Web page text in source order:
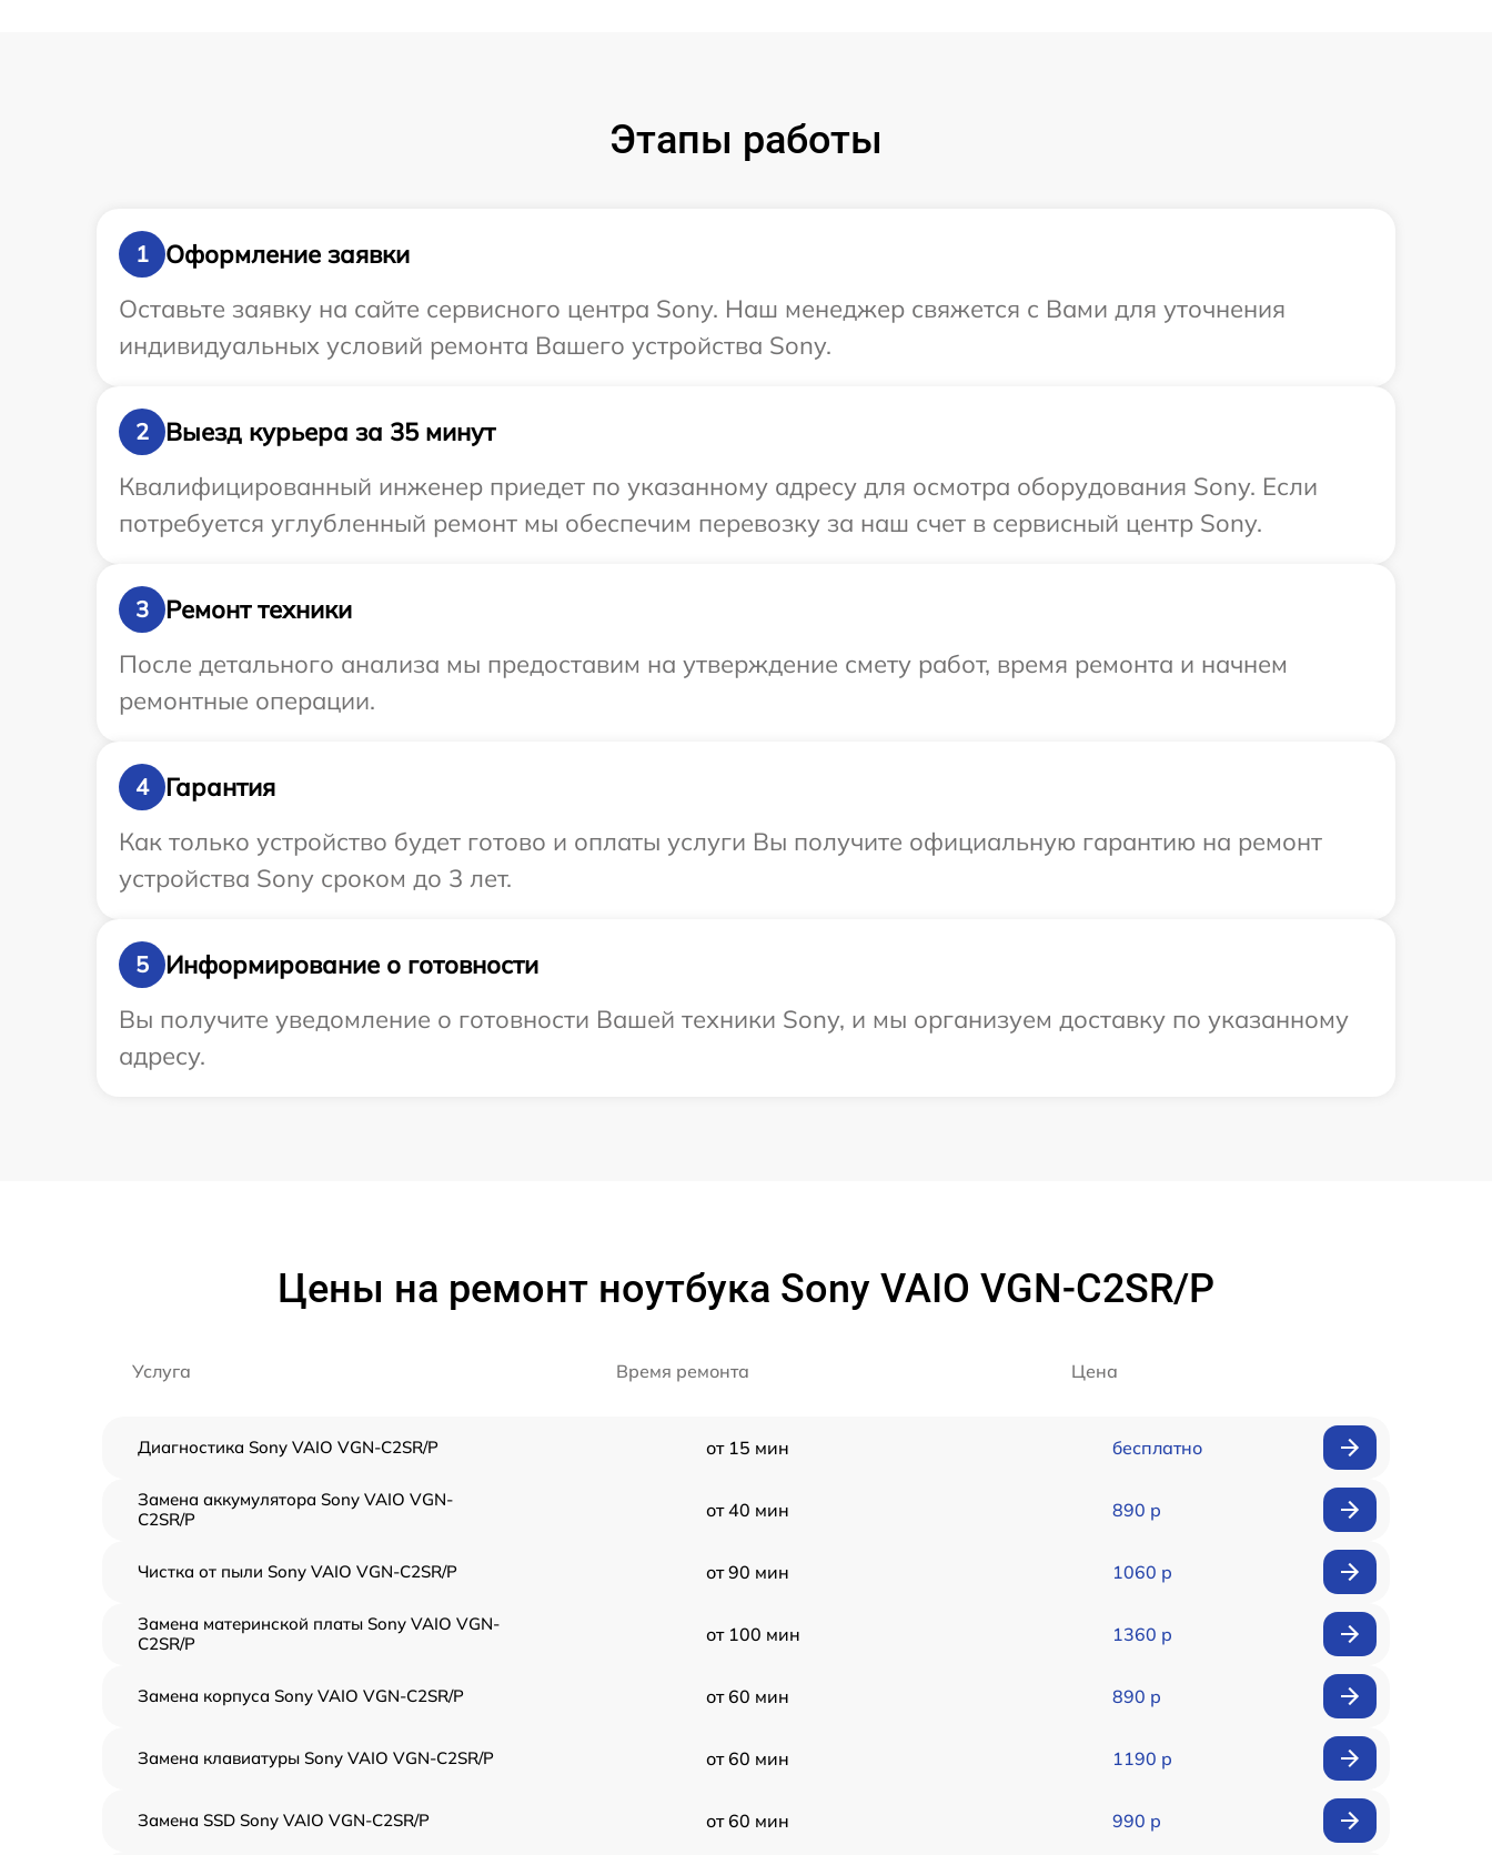
Этапы работы
1
Оформление заявки
Оставьте заявку на сайте сервисного центра Sony. Наш менеджер свяжется с Вами для уточнения
индивидуальных условий ремонта Вашего устройства Sony.
2
Выезд курьера за 35 минут
Квалифицированный инженер приедет по указанному адресу для осмотра оборудования Sony. Если
потребуется углубленный ремонт мы обеспечим перевозку за наш счет в сервисный центр Sony.
3
Ремонт техники
После детального анализа мы предоставим на утверждение смету работ, время ремонта и начнем
ремонтные операции.
4
Гарантия
Как только устройство будет готово и оплаты услуги Вы получите официальную гарантию на ремонт
устройства Sony сроком до 3 лет.
5
Информирование о готовности
Вы получите уведомление о готовности Вашей техники Sony, и мы организуем доставку по указанному
адресу.
Цены на ремонт ноутбука Sony VAIO VGN-C2SR/P
Услуга Время ремонта Цена
Диагностика Sony VAIO VGN-C2SR/P от 15 мин бесплатно
Замена аккумулятора Sony VAIO VGN-
C2SR/P
от 40 мин 890 р
Чистка от пыли Sony VAIO VGN-C2SR/P от 90 мин 1060 р
Замена материнской платы Sony VAIO VGN-
C2SR/P
от 100 мин 1360 р
Замена корпуса Sony VAIO VGN-C2SR/P от 60 мин 890 р
Замена клавиатуры Sony VAIO VGN-C2SR/P от 60 мин 1190 р
Замена SSD Sony VAIO VGN-C2SR/P от 60 мин 990 р